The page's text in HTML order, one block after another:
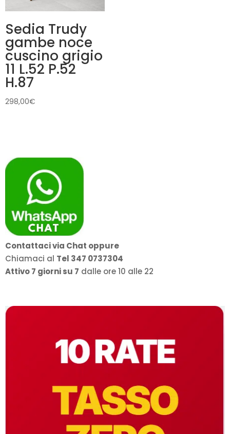
Sedia Trudy
gambe noce
cuscino grigio
11 L.52 P.52
H.87
298,00€
Contattaci via Chat oppure
Chiamaci al Tel 347 0737304
Attivo 7 giorni su 7 dalle ore 10 alle 22